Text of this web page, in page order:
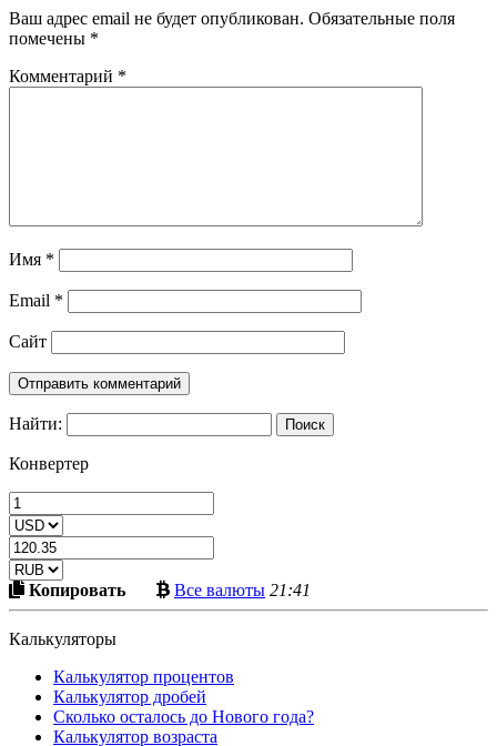
Ваш адрес email не будет опубликован. Обязательные поля
помечены *
Комментарий *
Имя *
Email *
Сайт
Найти:
Конвертер
КопироватьСкопировать
в
Все валютыБольше
криптовалют
21:41
Калькуляторы
Калькулятор процентов
Калькулятор дробей
Сколько осталось до Нового года?
Калькулятор возраста